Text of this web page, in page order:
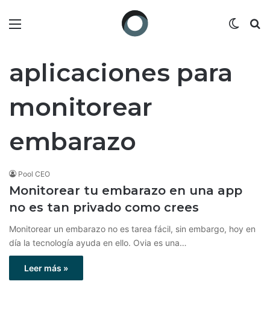
aplicaciones para
monitorear
embarazo
Pool CEO
Monitorear tu embarazo en una app
no es tan privado como crees
Monitorear un embarazo no es tarea fácil, sin embargo, hoy en
día la tecnología ayuda en ello. Ovia es una…
Leer más »